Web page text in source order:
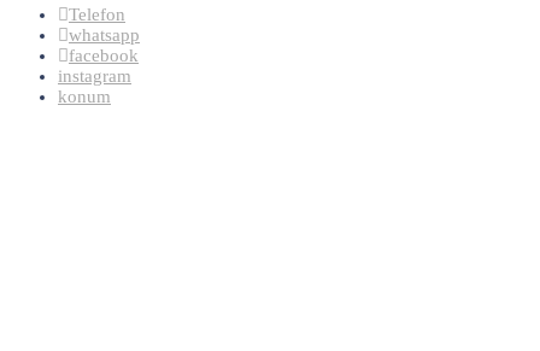
Telefon
whatsapp
facebook
instagram
konum